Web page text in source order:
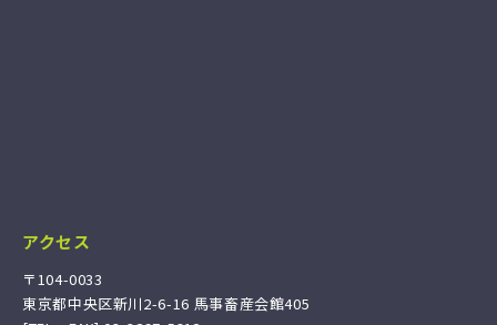
アクセス
〒104-0033
東京都中央区新川2-6-16 馬事畜産会館405